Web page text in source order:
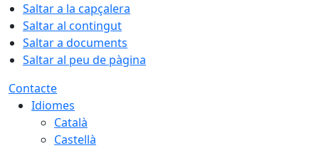
Saltar a la capçalera
Saltar al contingut
Saltar a documents
Saltar al peu de pàgina
Contacte
Idiomes
Català
Castellà